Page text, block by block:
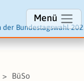
Bundestagswahl
Menü
BüSo